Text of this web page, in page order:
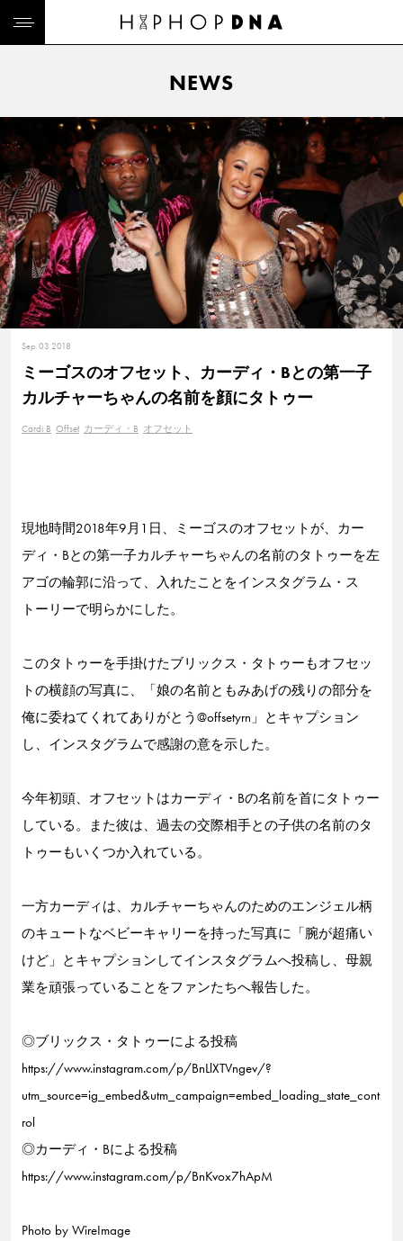
NEWS
Sep. 03 2018
ミーゴスのオフセット、カーディ・Bとの第一子
カルチャーちゃんの名前を顔にタトゥー
Cardi B Offset カーディ・B オフセット
現地時間2018年9月1日、ミーゴスのオフセットが、カー
ディ・Bとの第一子カルチャーちゃんの名前のタトゥーを左
アゴの輪郭に沿って、入れたことをインスタグラム・ス
トーリーで明らかにした。
このタトゥーを手掛けたブリックス・タトゥーもオフセッ
トの横顔の写真に、「娘の名前ともみあげの残りの部分を
俺に委ねてくれてありがとう@offsetyrn」とキャプション
し、インスタグラムで感謝の意を示した。
今年初頭、オフセットはカーディ・Bの名前を首にタトゥー
している。また彼は、過去の交際相手との子供の名前のタ
トゥーもいくつか入れている。
一方カーディは、カルチャーちゃんのためのエンジェル柄
のキュートなベビーキャリーを持った写真に「腕が超痛い
けど」とキャプションしてインスタグラムへ投稿し、母親
業を頑張っていることをファンたちへ報告した。
◎ブリックス・タトゥーによる投稿
https://www.instagram.com/p/BnLlXTVngev/?
utm_source=ig_embed&utm_campaign=embed_loading_state_cont
rol
◎カーディ・Bによる投稿
https://www.instagram.com/p/BnKvox7hApM
Photo by WireImage